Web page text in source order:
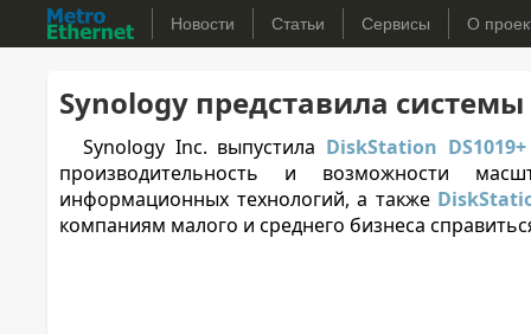
Новости Статьи Сервисы О
Synology представила системы
Synology Inc. выпустила DiskStation DS1019+
производительность и возможности
информационных технологий, а также
компаниям малого и среднего бизнеса